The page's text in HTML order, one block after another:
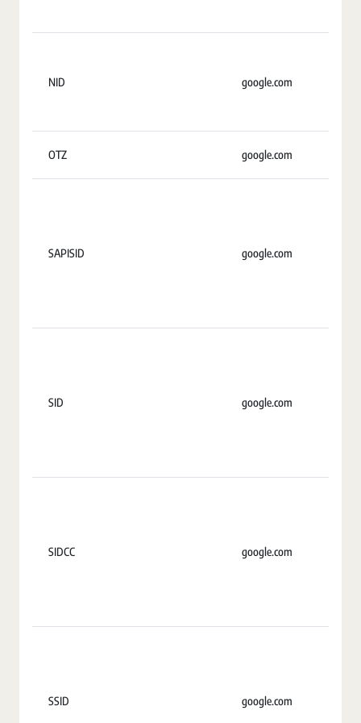
NID google.com
OTZ google.com
SAPISID google.com
SID google.com
SIDCC google.com
SSID google.com